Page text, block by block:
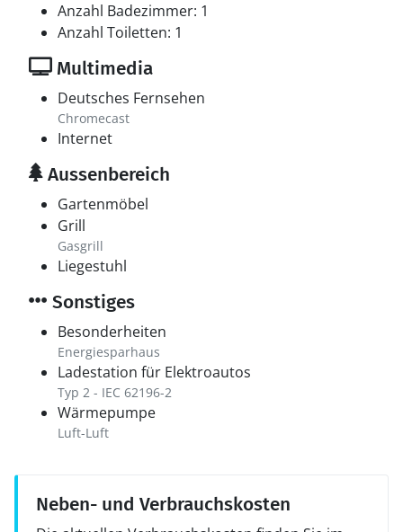
Anzahl Badezimmer: 1
Anzahl Toiletten: 1
Multimedia
Deutsches Fernsehen
Chromecast
Internet
Aussenbereich
Gartenmöbel
Grill
Gasgrill
Liegestuhl
Sonstiges
Besonderheiten
Energiesparhaus
Ladestation für Elektroautos
Typ 2 - IEC 62196-2
Wärmepumpe
Luft-Luft
Neben- und Verbrauchskosten